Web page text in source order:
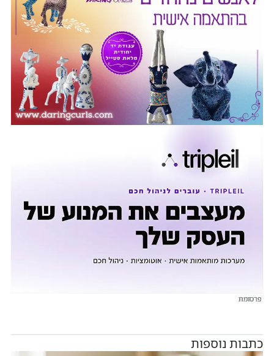
פרסומת
פרסומת
פרסומת
פרסומת
פרסומת
פרסומת
כתבות נוספות